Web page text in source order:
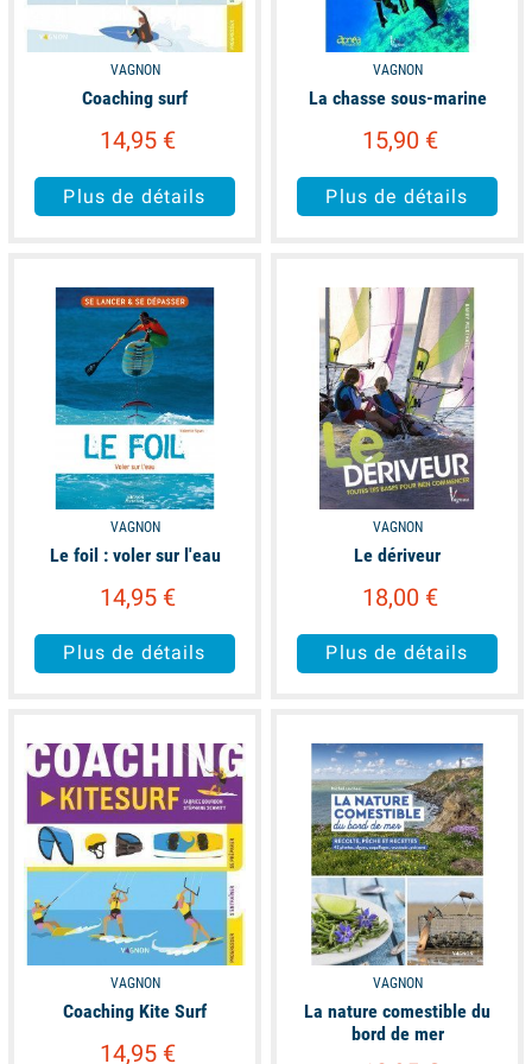
VAGNON
Coaching surf
14,95 €
Plus de détails
VAGNON
La chasse sous-marine
15,90 €
Plus de détails
VAGNON
Le foil : voler sur l'eau
14,95 €
Plus de détails
VAGNON
Le dériveur
18,00 €
Plus de détails
available
VAGNON
Coaching Kite Surf
14,95 €
available
VAGNON
La nature comestible du
bord de mer